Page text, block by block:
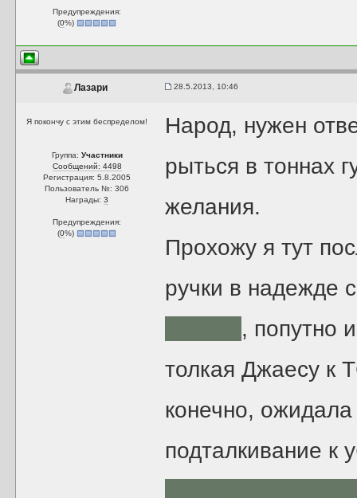
Предупреждения:
(0%)
Лазари 28.5.2013, 10:46
Я покончу с этим беспределом!
Группа: Участники
Сообщений: 4498
Регистрация: 5.8.2005
Пользователь №: 306
Награды:3
Предупреждения:
(0%)
Народ, нужен
рыться в тоннах
желания.
Прохожу я тут
ручки в надежде
, попутно
толкая Джаесу к
конечно, ожидала
подталкивание к